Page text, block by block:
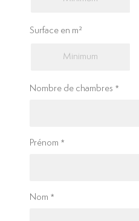
Surface en m²
Nombre de chambres
Prénom
Nom